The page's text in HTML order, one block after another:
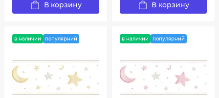
В корзину В корзину
в наличии популярний в наличии популярний